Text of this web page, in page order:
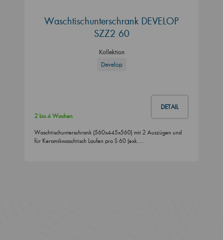
Waschtischunterschrank DEVELOP
SZZ2 60
Kollektion
Develop
DETAIL
2 bis 4 Wochen
Waschtischunterschrank (560x445x560) mit 2 Auszügen und
für Keramikwaschtisch Laufen pro S 60 (exk.…